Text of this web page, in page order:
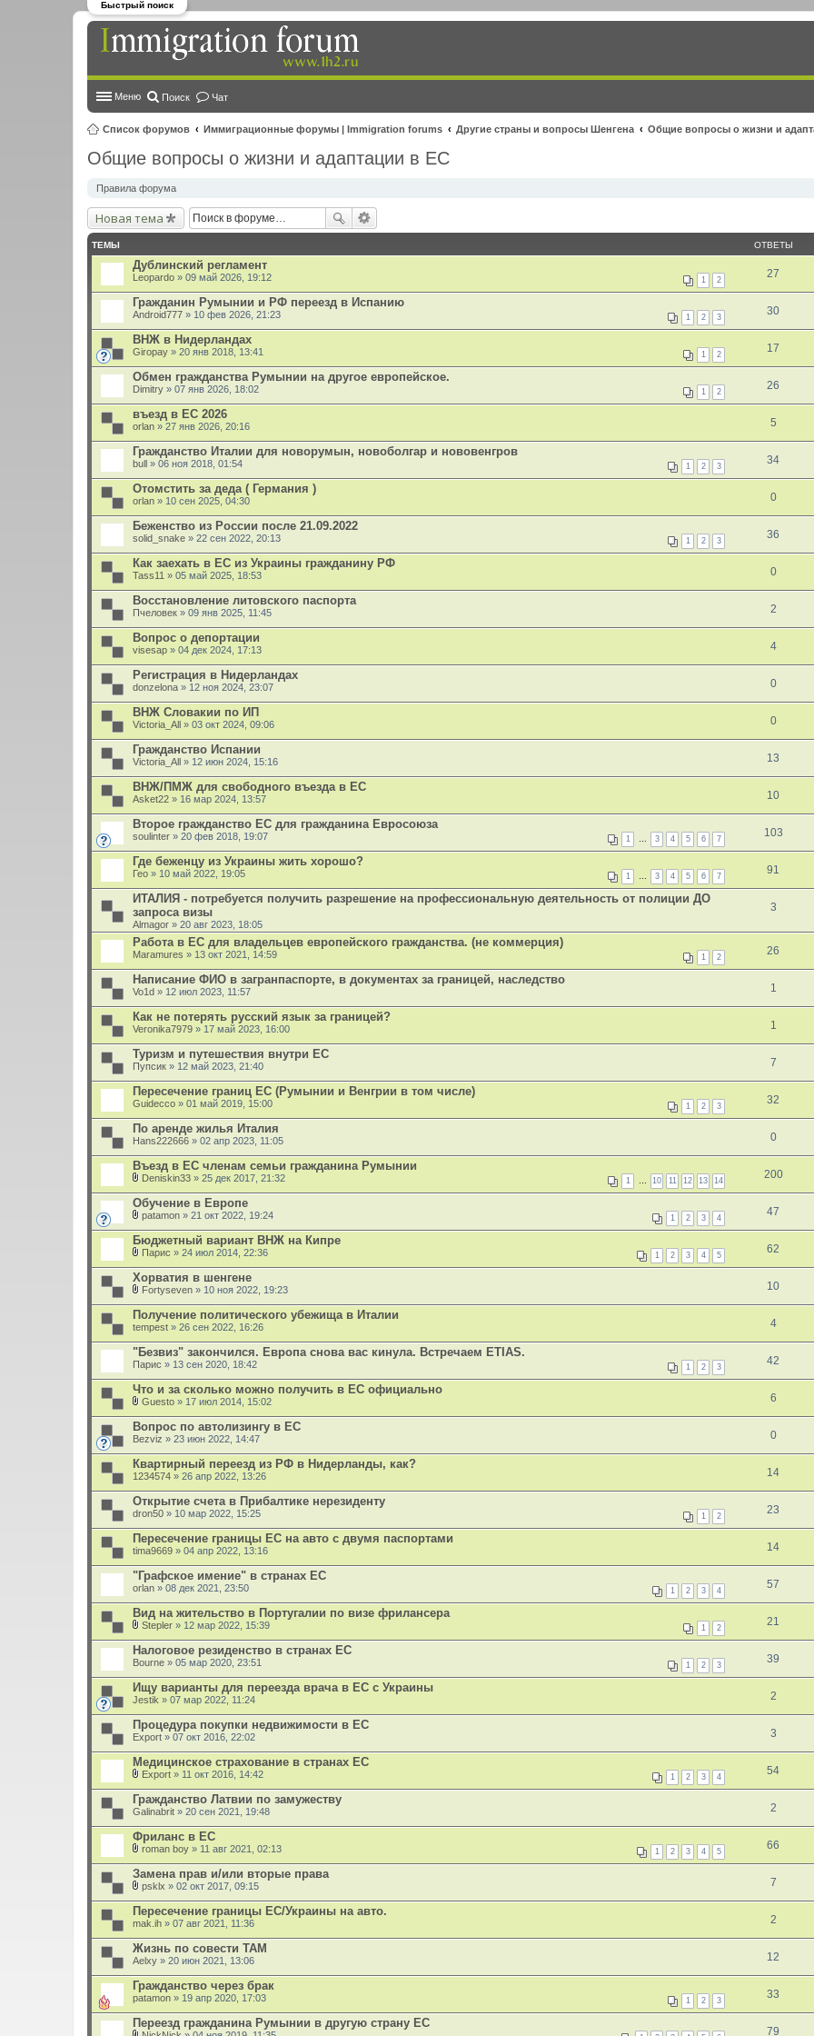
Меню Поиск Чат
Список форумов Иммиграционные форумы | Immigration forums Другие страны и вопросы Шенгена Общие вопросы о жизни и
Быстрый поиск
Общие вопросы о жизни и адаптации в ЕС
Правила форума
Новая тема
ТЕМЫ ОТВЕТЫ
Дублинский регламент
1 2
Leopardo » 09 май 2026, 19:12 27
Гражданин Румынии и РФ переезд в Испанию
1 2 3
Android777 » 10 фев 2026, 21:23 30
ВНЖ в Нидерландах
1 2
Giropay » 20 янв 2018, 13:41 17
Обмен гражданства Румынии на другое европейское.
1 2
Dimitry » 07 янв 2026, 18:02 26
въезд в ЕС 2026
orlan » 27 янв 2026, 20:16 5
Гражданство Италии для новорумын, новоболгар и нововенгров
1 2 3
bull » 06 ноя 2018, 01:54 34
Отомстить за деда ( Германия )
orlan » 10 сен 2025, 04:30 0
Беженство из России после 21.09.2022
1 2 3
solid_snake » 22 сен 2022, 20:13 36
Как заехать в ЕС из Украины гражданину РФ
Tass11 » 05 май 2025, 18:53 0
Восстановление литовского паспорта
Пчеловек » 09 янв 2025, 11:45 2
Вопрос о депортации
visesap » 04 дек 2024, 17:13 4
Регистрация в Нидерландах
donzelona » 12 ноя 2024, 23:07 0
ВНЖ Словакии по ИП
Victoria_All » 03 окт 2024, 09:06 0
Гражданство Испании
Victoria_All » 12 июн 2024, 15:16 13
ВНЖ/ПМЖ для свободного въезда в ЕС
Asket22 » 16 мар 2024, 13:57 10
Второе гражданство ЕС для гражданина Евросоюза
1 … 3 4 5 6 7
soulinter » 20 фев 2018, 19:07 103
Где беженцу из Украины жить хорошо?
1 … 3 4 5 6 7
Гео » 10 май 2022, 19:05 91
ИТАЛИЯ - потребуется получить разрешение на профессиональную деятельность от полиции ДО
запроса визы
Almagor » 20 авг 2023, 18:05
3
Работа в ЕС для владельцев европейского гражданства. (не коммерция)
1 2
Maramures » 13 окт 2021, 14:59 26
Написание ФИО в загранпаспорте, в документах за границей, наследство
Vo1d » 12 июл 2023, 11:57 1
Как не потерять русский язык за границей?
Veronika7979 » 17 май 2023, 16:00 1
Туризм и путешествия внутри ЕС
Пупсик » 12 май 2023, 21:40 7
Пересечение границ ЕС (Румынии и Венгрии в том числе)
1 2 3
Guidecco » 01 май 2019, 15:00 32
По аренде жилья Италия
Hans222666 » 02 апр 2023, 11:05 0
Въезд в ЕС членам семьи гражданина Румынии
1 … 10 11 12 13 14
л
о
ж
е
н
и
Deniskin33 » 25 дек 2017, 21:32 200
Обучение в Европе
1 2 3 4
В
л
о
ж
е
н
и
patamon » 21 окт 2022, 19:24 47
Бюджетный вариант ВНЖ на Кипре
1 2 3 4 5
л
о
ж
е
н
и
Парис » 24 июл 2014, 22:36 62
Хорватия в шенгене
л
о
ж
е
н
и
Fortyseven » 10 ноя 2022, 19:23 10
Получение политического убежища в Италии
tempest » 26 сен 2022, 16:26 4
"Безвиз" закончился. Европа снова вас кинула. Встречаем ETIAS.
1 2 3
Парис » 13 сен 2020, 18:42 42
Что и за сколько можно получить в ЕС официально
л
о
ж
е
н
и
Guesto » 17 июл 2014, 15:02 6
Вопрос по автолизингу в ЕС
Bezviz » 23 июн 2022, 14:47 0
Квартирный переезд из РФ в Нидерланды, как?
1234574 » 26 апр 2022, 13:26 14
Открытие счета в Прибалтике нерезиденту
1 2
dron50 » 10 мар 2022, 15:25 23
Пересечение границы ЕС на авто с двумя паспортами
tima9669 » 04 апр 2022, 13:16 14
"Графское имение" в странах ЕС
1 2 3 4
orlan » 08 дек 2021, 23:50 57
Вид на жительство в Португалии по визе фрилансера
1 2
л
о
ж
е
н
и
Stepler » 12 мар 2022, 15:39 21
Налоговое резиденство в странах ЕС
1 2 3
Bourne » 05 мар 2020, 23:51 39
Ищу варианты для переезда врача в ЕС с Украины
Jestik » 07 мар 2022, 11:24 2
Процедура покупки недвижимости в ЕС
Export » 07 окт 2016, 22:02 3
Медицинское страхование в странах ЕС
1 2 3 4
л
о
ж
е
н
и
Export » 11 окт 2016, 14:42 54
Гражданство Латвии по замужеству
Galinabrit » 20 сен 2021, 19:48 2
Фриланс в ЕС
1 2 3 4 5
л
о
ж
е
н
и
roman boy » 11 авг 2021, 02:13 66
Замена прав и/или вторые права
В
л
о
ж
е
н
и
psklx » 02 окт 2017, 09:15 7
Пересечение границы ЕС/Украины на авто.
mak.ih » 07 авг 2021, 11:36 2
Жизнь по совести ТАМ
Aelxy » 20 июн 2021, 13:06 12
Гражданство через брак
1 2 3
patamon » 19 апр 2020, 17:03 33
Переезд гражданина Румынии в другую страну ЕС
79